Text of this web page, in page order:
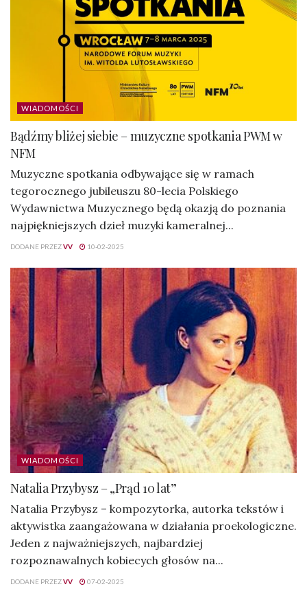
WIADOMOŚCI
Bądźmy bliżej siebie – muzyczne spotkania PWM w
NFM
Muzyczne spotkania odbywające się w ramach
tegorocznego jubileuszu 80-lecia Polskiego
Wydawnictwa Muzycznego będą okazją do poznania
najpiękniejszych dzieł muzyki kameralnej...
DODANE PRZEZVV 10-02-2025
WIADOMOŚCI
Natalia Przybysz – „Prąd 10 lat”
Natalia Przybysz – kompozytorka, autorka tekstów i
aktywistka zaangażowana w działania proekologiczne.
Jeden z najważniejszych, najbardziej
rozpoznawalnych kobiecych głosów na...
DODANE PRZEZVV 07-02-2025